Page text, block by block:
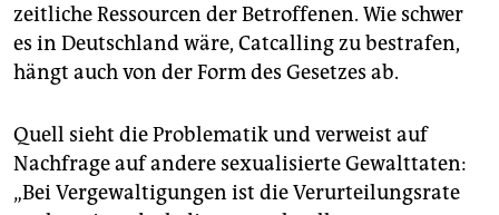
zeitliche Ressourcen der Betroffenen. Wie schwer
es in Deutschland wäre, Catcalling zu bestrafen,
hängt auch von der Form des Gesetzes ab.
Quell sieht die Problematik und verweist auf
Nachfrage auf andere sexualisierte Gewalttaten:
„Bei Vergewaltigungen ist die Verurteilungsrate